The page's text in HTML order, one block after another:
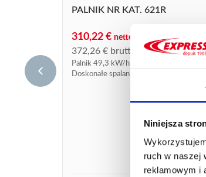
Niniejsza
ruch w naszej
reklamowym i
PALNIK NR KAT. 621R
310,22 € netto
372,26 € brutto
Palnik 49,3 kW/h przy 1,5 bara.
Doskonałe spalanie przy wszystkich
należy podłączyć za pomocą...